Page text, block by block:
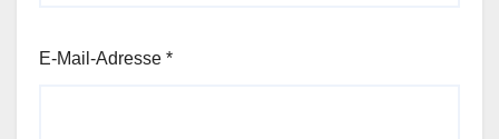
E-Mail-Adresse *